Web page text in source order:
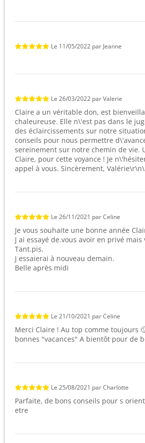
Le 11/05/2022 par Jeanne
Le 26/03/2022 parValerie
Claire a un véritable don, est
chaleureuse. Elle n\'est pas dans le
des éclaircissements sur notre
conseils pour nous permettre
sereinement sur notre chemin de vie.
Claire, pour cette voyance ! Je
appel à vous. Sincèrement,
Le 26/11/2021 parCeline
Je vous souhaite une bonne année
J ai essayé de.vous avoir en privé
Tant.pis.
J essaierai à nouveau demain.
Belle après midi
Le 21/10/2021 parCeline
Merci Claire ! Au top comme toujours
bonnes "vacances" A bientôt pour de
Le 25/08/2021 parCharlotte
Parfaite, de bons conseils pour s
etre